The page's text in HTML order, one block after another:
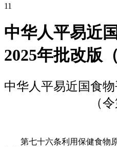
11
中华人平易近
2025年批改版
中华人平易近国食
（
第七十六条利用保健食物原